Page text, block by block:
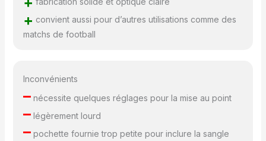
+ convient aussi pour d’autres utilisations comme des
matchs de football
Inconvénients
– nécessite quelques réglages pour la mise au point
– légèrement lourd
– pochette fournie trop petite pour inclure la sangle